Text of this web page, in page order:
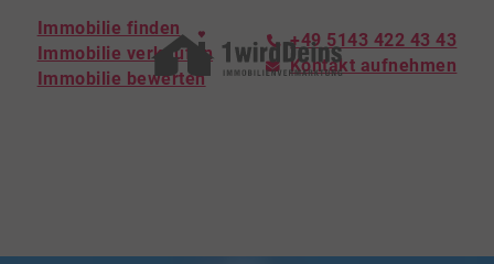
Immobilie finden
Immobilie verkaufen
Immobilie bewerten
+49 5143 422 43 43
Kontakt aufnehmen